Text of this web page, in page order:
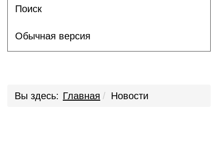
Поиск
Обычная версия
Вы здесь: Главная Новости